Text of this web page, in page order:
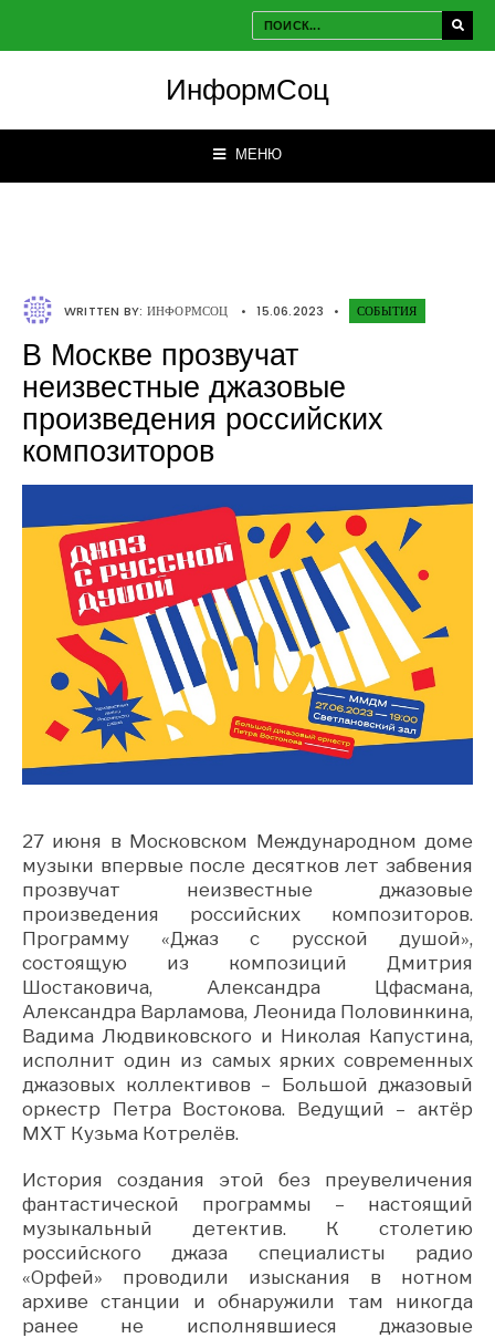
ИнформСоц
МЕНЮ
WRITTEN BY: ИНФОРМСОЦ • 15.06.2023 • СОБЫТИЯ
В Москве прозвучат
неизвестные джазовые
произведения российских
композиторов
27 июня в Московском Международном доме
музыки впервые после десятков лет забвения
прозвучат неизвестные джазовые
произведения российских композиторов.
Программу «Джаз с русской душой»,
состоящую из композиций Дмитрия
Шостаковича, Александра Цфасмана,
Александра Варламова, Леонида Половинкина,
Вадима Людвиковского и Николая Капустина,
исполнит один из самых ярких современных
джазовых коллективов – Большой джазовый
оркестр Петра Востокова. Ведущий – актёр
МХТ Кузьма Котрелёв.
История создания этой без преувеличения
фантастической программы – настоящий
музыкальный детектив. К столетию
российского джаза специалисты радио
«Орфей» проводили изыскания в нотном
архиве станции и обнаружили там никогда
ранее не исполнявшиеся джазовые